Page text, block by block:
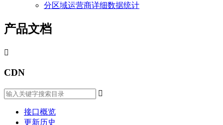
分区域运营商详细数据统计
产品文档

CDN

接口概览
更新历史